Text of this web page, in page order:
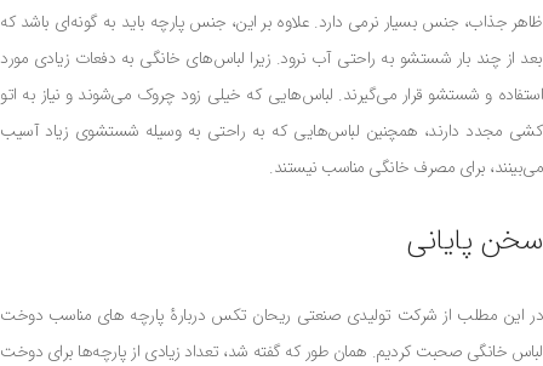
ظاهر جذاب، جنس بسیار نرمی دارد. علاوه بر این، جنس پارچه باید به گونه‌ای باشد که
بعد از چند بار شستشو به راحتی آب نرود. زیرا لباس‌های خانگی به دفعات زیادی مورد
استفاده و شستشو قرار می‌گیرند. لباس‌هایی که خیلی زود چروک می‌شوند و نیاز به اتو
کشی مجدد دارند، همچنین لباس‌هایی که به راحتی به وسیله شستشوی زیاد آسیب
می‌بینند، برای مصرف خانگی مناسب نیستند.
سخن پایانی
در این مطلب از شرکت تولیدی صنعتی ریحان تکس دربارۀ پارچه‌ های مناسب دوخت
لباس خانگی صحبت کردیم. همان طور که گفته شد، تعداد زیادی از پارچه‌ها برای دوخت